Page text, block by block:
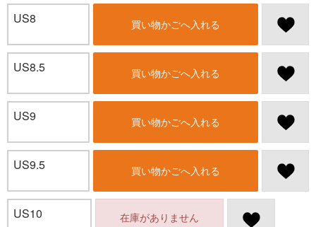
US8 買い物かごへ入れる
US8.5 買い物かごへ入れる
US9 買い物かごへ入れる
US9.5 買い物かごへ入れる
US10 在庫がありません